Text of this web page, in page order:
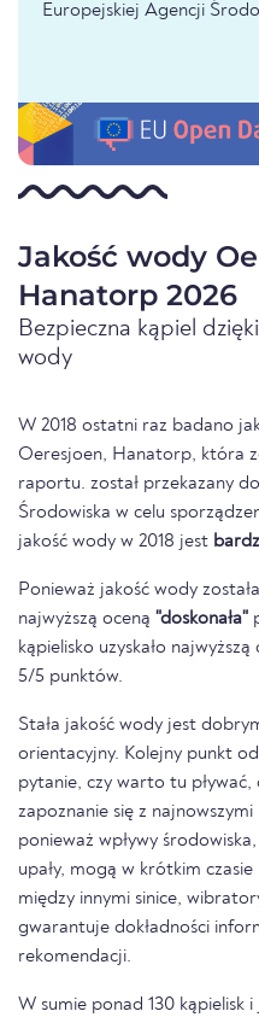
Europejskiej Agencji
Jakość wody
Hanatorp 2026
Bezpieczna kąpiel
wody
W 2018 ostatni raz badano
Oeresjoen, Hanatorp, która
raportu. został przekazany
Środowiska w celu
jakość wody w 2018 jest
Ponieważ jakość wody
najwyższą oceną "doskonała"
kąpielisko uzyskało
5/5 punktów.
Stała jakość wody jest
orientacyjny. Kolejny punkt
pytanie, czy warto tu
zapoznanie się z
ponieważ wpływy
upały, mogą w krótkim
między innymi sinice,
gwarantuje dokładności
rekomendacji.
W sumie ponad 130 kąpielisk